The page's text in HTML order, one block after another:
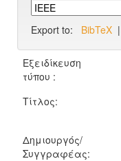
Export to: BibTeX |
Εξειδίκευση
τύπου :
Τίτλος:
Δημιουργός/
Συγγραφέας: